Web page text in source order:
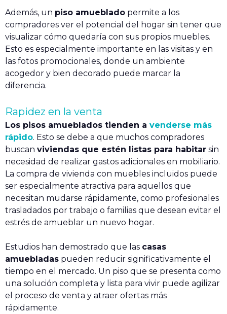
Además, un piso amueblado permite a los
compradores ver el potencial del hogar sin tener que
visualizar cómo quedaría con sus propios muebles.
Esto es especialmente importante en las visitas y en
las fotos promocionales, donde un ambiente
acogedor y bien decorado puede marcar la
diferencia.
Rapidez en la venta
Los pisos amueblados tienden a venderse más
rápido. Esto se debe a que muchos compradores
buscan viviendas que estén listas para habitar sin
necesidad de realizar gastos adicionales en mobiliario.
La compra de vivienda con muebles incluidos​ puede
ser especialmente atractiva para aquellos que
necesitan mudarse rápidamente, como profesionales
trasladados por trabajo o familias que desean evitar el
estrés de amueblar un nuevo hogar.
Estudios han demostrado que las casas
amuebladas pueden reducir significativamente el
tiempo en el mercado. Un piso que se presenta como
una solución completa y lista para vivir puede agilizar
el proceso de venta y atraer ofertas más
rápidamente.